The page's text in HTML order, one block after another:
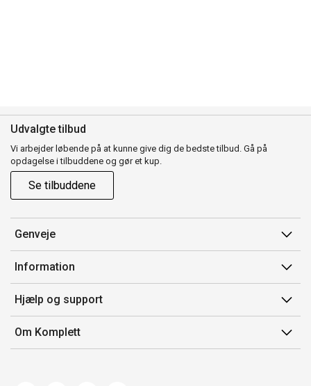
Udvalgte tilbud
Vi arbejder løbende på at kunne give dig de bedste tilbud. Gå på
opdagelse i tilbuddene og gør et kup.
Se tilbuddene
Genveje
Min side
Ordrehistorik
Gavekort
Information
Salgsbetingelser
Mærker/producent
Fortrydelsesret
Hjælp og support
Kontakt os
Kundeservice
Om Komplett